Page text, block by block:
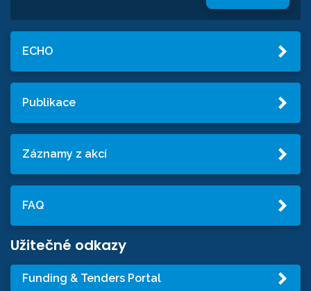
ECHO
Publikace
Záznamy z akcí
FAQ
Užitečné odkazy
Funding & Tenders Portal